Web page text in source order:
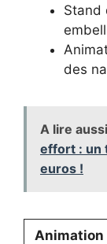
Stand
des
A lire aussi
effort : un
euros !
Animation